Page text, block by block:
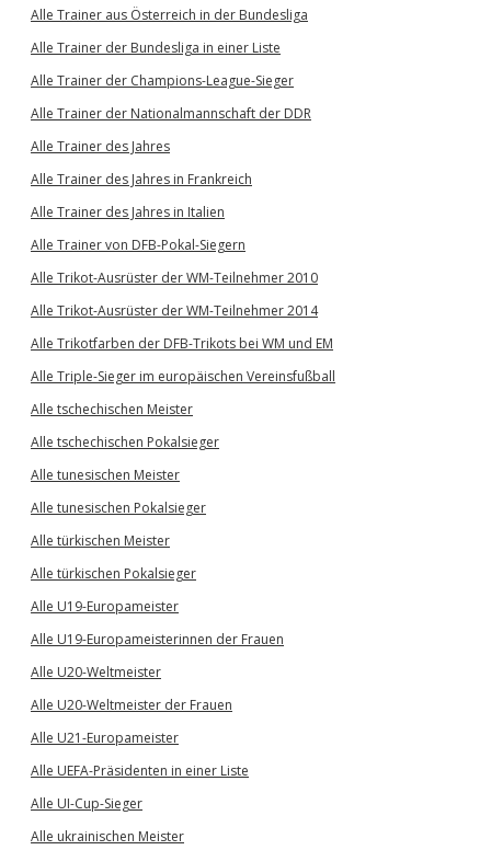
Alle Trainer aus Österreich in der Bundesliga
Alle Trainer der Bundesliga in einer Liste
Alle Trainer der Champions-League-Sieger
Alle Trainer der Nationalmannschaft der DDR
Alle Trainer des Jahres
Alle Trainer des Jahres in Frankreich
Alle Trainer des Jahres in Italien
Alle Trainer von DFB-Pokal-Siegern
Alle Trikot-Ausrüster der WM-Teilnehmer 2010
Alle Trikot-Ausrüster der WM-Teilnehmer 2014
Alle Trikotfarben der DFB-Trikots bei WM und EM
Alle Triple-Sieger im europäischen Vereinsfußball
Alle tschechischen Meister
Alle tschechischen Pokalsieger
Alle tunesischen Meister
Alle tunesischen Pokalsieger
Alle türkischen Meister
Alle türkischen Pokalsieger
Alle U19-Europameister
Alle U19-Europameisterinnen der Frauen
Alle U20-Weltmeister
Alle U20-Weltmeister der Frauen
Alle U21-Europameister
Alle UEFA-Präsidenten in einer Liste
Alle UI-Cup-Sieger
Alle ukrainischen Meister